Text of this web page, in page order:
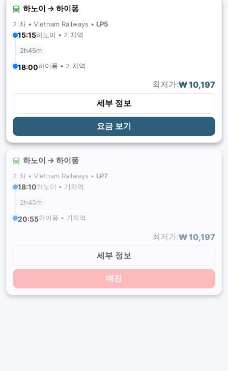
하노이 → 하이퐁
기차 • Vietnam Railways • LP5
15:15하노이 • 기차역
2h45m
18:00하이퐁 • 기차역
최저가:₩ 10,197
세부 정보
요금 보기
하노이 → 하이퐁
기차 • Vietnam Railways • LP7
18:10하노이 • 기차역
2h45m
20:55하이퐁 • 기차역
최저가:₩ 10,197
세부 정보
매진